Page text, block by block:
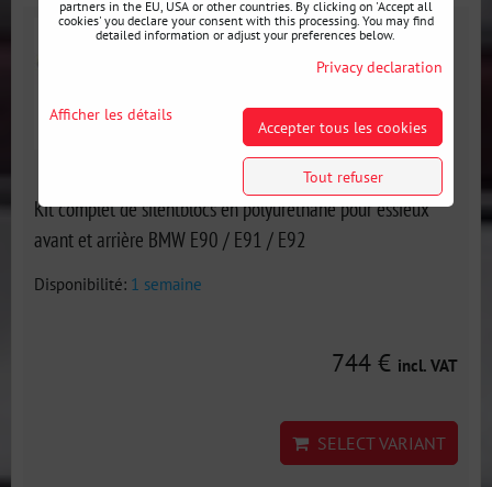
Kit complet de silentblocs en polyuréthane pour essieux
avant et arrière BMW E90 / E91 / E92
Disponibilité: 1 semaine
744 € incl. VAT
SELECT VARIANT
partners in the EU, USA or other countries. By clicking on 'Accept all
cookies' you declare your consent with this processing. You may find
detailed information or adjust your preferences below.
Privacy declaration
Afficher les détails
Accepter tous les cookies
Tout refuser